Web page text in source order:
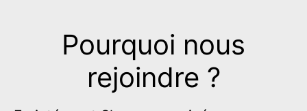
Pourquoi nous
rejoindre ?